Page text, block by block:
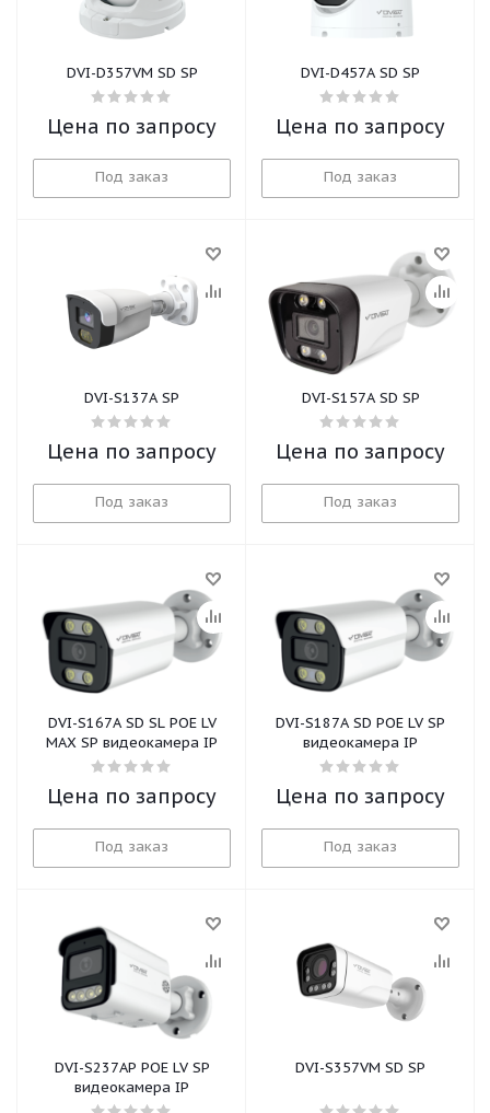
DVI-D357VM SD SP
Цена по запросу
Под заказ
DVI-D457A SD SP
Цена по запросу
Под заказ
DVI-S137A SP
Цена по запросу
Под заказ
DVI-S157A SD SP
Цена по запросу
Под заказ
DVI-S167А SD SL POE LV
MAX SP видеокамера IP
Цена по запросу
Под заказ
DVI-S187A SD POE LV SP
видеокамера IP
Цена по запросу
Под заказ
DVI-S237AP POE LV SP
видеокамера IP
DVI-S357VM SD SP